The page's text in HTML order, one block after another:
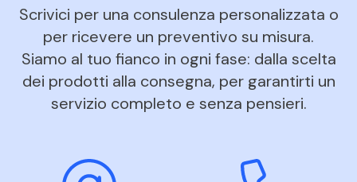
Scrivici per una consulenza personalizzata o
per ricevere un preventivo su misura.
Siamo al tuo fianco in ogni fase: dalla scelta
dei prodotti alla consegna, per garantirti un
servizio completo e senza pensieri.